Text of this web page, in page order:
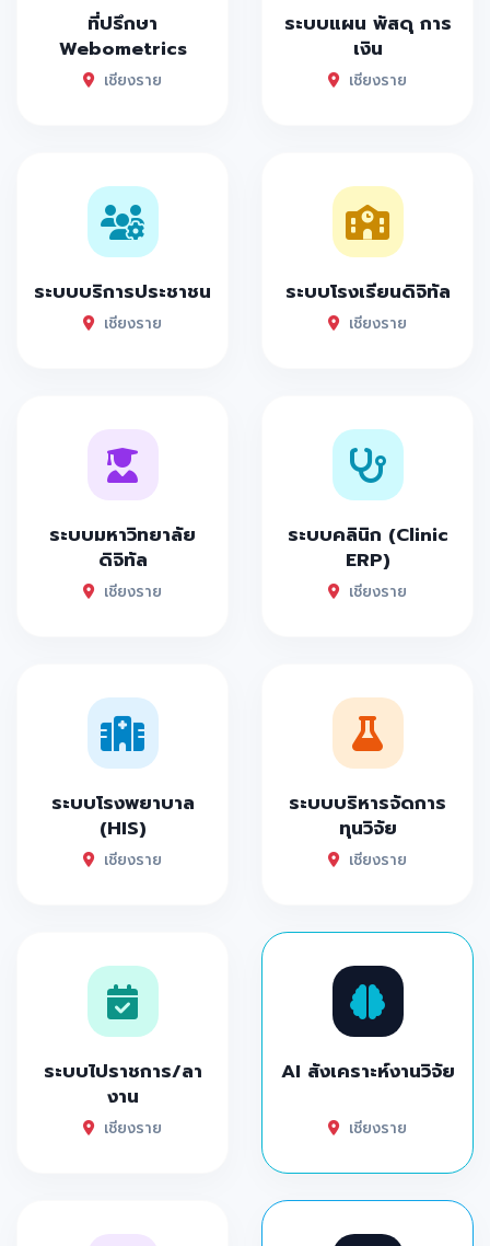
ที่ปรึกษา
Webometrics
เชียงราย
ระบบแผน พัสดุ การ
เงิน
เชียงราย
ระบบบริการประชาชน
เชียงราย
ระบบโรงเรียนดิจิทัล
เชียงราย
ระบบมหาวิทยาลัย
ดิจิทัล
เชียงราย
ระบบคลินิก (Clinic
ERP)
เชียงราย
ระบบโรงพยาบาล
(HIS)
เชียงราย
ระบบบริหารจัดการ
ทุนวิจัย
เชียงราย
ระบบไปราชการ/ลา
งาน
เชียงราย
AI สังเคราะห์งานวิจัย
เชียงราย